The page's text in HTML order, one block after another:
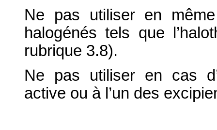
Ne pas utiliser en
halogénés tels que
rubrique 3.8).
Ne pas utiliser en cas
active ou à l’un des